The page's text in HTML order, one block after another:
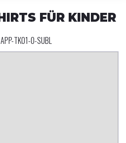
FÜR KINDER
APP-TK01-0-SUBL